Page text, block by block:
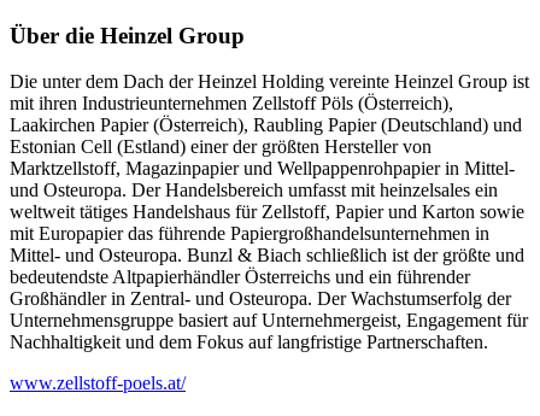
Über die Heinzel Group
Die unter dem Dach der Heinzel Holding vereinte Heinzel Group ist
mit ihren Industrieunternehmen Zellstoff Pöls (Österreich),
Laakirchen Papier (Österreich), Raubling Papier (Deutschland) und
Estonian Cell (Estland) einer der größten Hersteller von
Marktzellstoff, Magazinpapier und Wellpappenrohpapier in Mittel-
und Osteuropa. Der Handelsbereich umfasst mit heinzelsales ein
weltweit tätiges Handelshaus für Zellstoff, Papier und Karton sowie
mit Europapier das führende Papiergroßhandelsunternehmen in
Mittel- und Osteuropa. Bunzl & Biach schließlich ist der größte und
bedeutendste Altpapierhändler Österreichs und ein führender
Großhändler in Zentral- und Osteuropa. Der Wachstumserfolg der
Unternehmensgruppe basiert auf Unternehmergeist, Engagement für
Nachhaltigkeit und dem Fokus auf langfristige Partnerschaften.
www.zellstoff-poels.at/